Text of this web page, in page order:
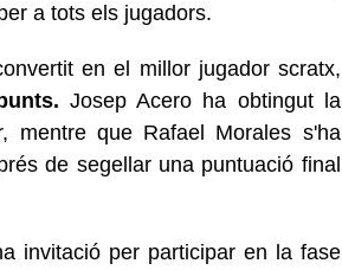
a tots els jugadors.
en el millor jugador scratx,
Josep Acero ha obtingut la
mentre que Rafael Morales s'ha
de segellar una puntuació final
invitació per participar en la fase